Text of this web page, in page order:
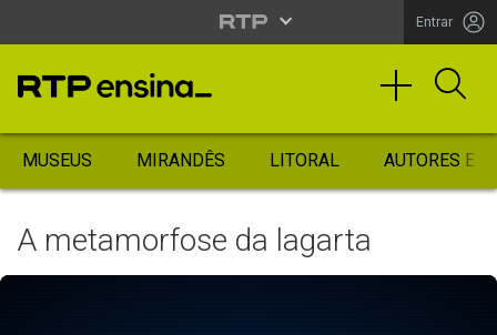
Entrar
MUSEUS MIRANDÊS LITORAL AUTORES
A metamorfose da lagarta